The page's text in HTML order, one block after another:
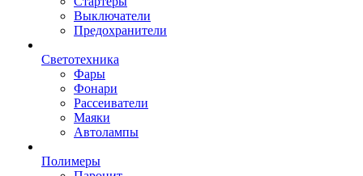
Выключатели
Предохранители
Светотехника
Фары
Фонари
Рассеиватели
Маяки
Автолампы
Полимеры